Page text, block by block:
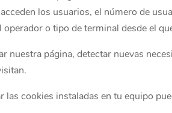
los usuarios, el número de
o tipo de terminal desde el
nuestra página, detectar nuevas
cookies instaladas en tu equipo